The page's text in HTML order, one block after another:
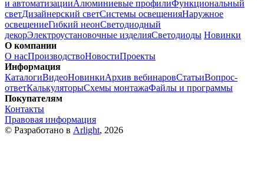
и автоматизацииАлюминиевые профилиФункциональный
светДизайнерский светСистемы освещенияНаружное
освещениеГибкий неонСветодиодный
декорЭлектроустановочные изделияСветодиоды Новинки
О компании
О насПроизводствоНовостиПроекты
Информация
КаталогиВидеоНовинкиАрхив вебинаровСтатьиВопрос-
ответКалькуляторыСхемы монтажаФайлы и программы
Покупателям
Контакты
Правовая информация
© Разработано в Arlight, 2026